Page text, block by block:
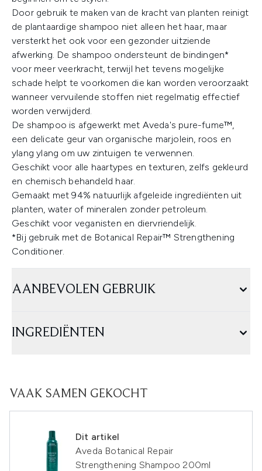
Door gebruik te maken van de kracht van planten reinigt
de plantaardige shampoo niet alleen het haar, maar
versterkt het ook voor een gezonder uitziende
afwerking. De shampoo ondersteunt de bindingen*
voor meer veerkracht, terwijl het tevens mogelijke
schade helpt te voorkomen die kan worden veroorzaakt
wanneer vervuilende stoffen niet regelmatig effectief
worden verwijderd.
De shampoo is afgewerkt met Aveda's pure-fume™,
een delicate geur van organische marjolein, roos en
ylang ylang om uw zintuigen te verwennen.
Geschikt voor alle haartypes en texturen, zelfs gekleurd
en chemisch behandeld haar.
Gemaakt met 94% natuurlijk afgeleide ingrediënten uit
planten, water of mineralen zonder petroleum.
Geschikt voor veganisten en diervriendelijk.
*Bij gebruik met de Botanical Repair™ Strengthening
Conditioner.
AANBEVOLEN GEBRUIK
INGREDIËNTEN
VAAK SAMEN GEKOCHT
Dit artikel
Aveda Botanical Repair
Strengthening Shampoo 200ml